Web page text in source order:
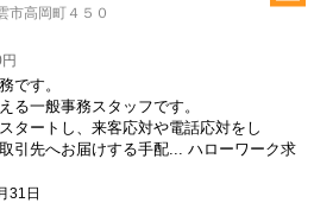
高岡町４５０
です。
る一般事務スタッフです。
タートし、来客応対や電話応対をし
引先へお届けする手配... ハローワーク求
31日